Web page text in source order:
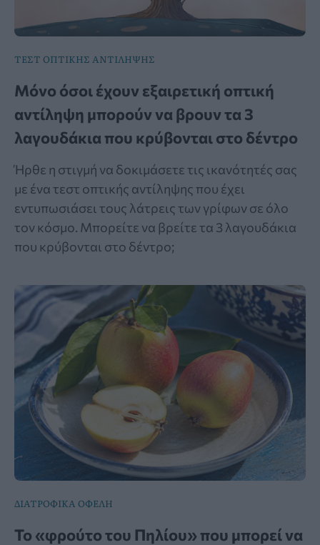
ΤΕΣΤ ΟΠΤΙΚΗΣ ΑΝΤΙΛΗΨΗΣ
Μόνο όσοι έχουν εξαιρετική οπτική
αντίληψη μπορούν να βρουν τα 3
λαγουδάκια που κρύβονται στο δέντρο
Ήρθε η στιγμή να δοκιμάσετε τις ικανότητές σας
με ένα τεστ οπτικής αντίληψης που έχει
εντυπωσιάσει τους λάτρεις των γρίφων σε όλο
τον κόσμο. Μπορείτε να βρείτε τα 3 λαγουδάκια
που κρύβονται στο δέντρο;
ΔΙΑΤΡΟΦΙΚΑ ΟΦΕΛΗ
Το «φρούτο του Πηλίου» που μπορεί να